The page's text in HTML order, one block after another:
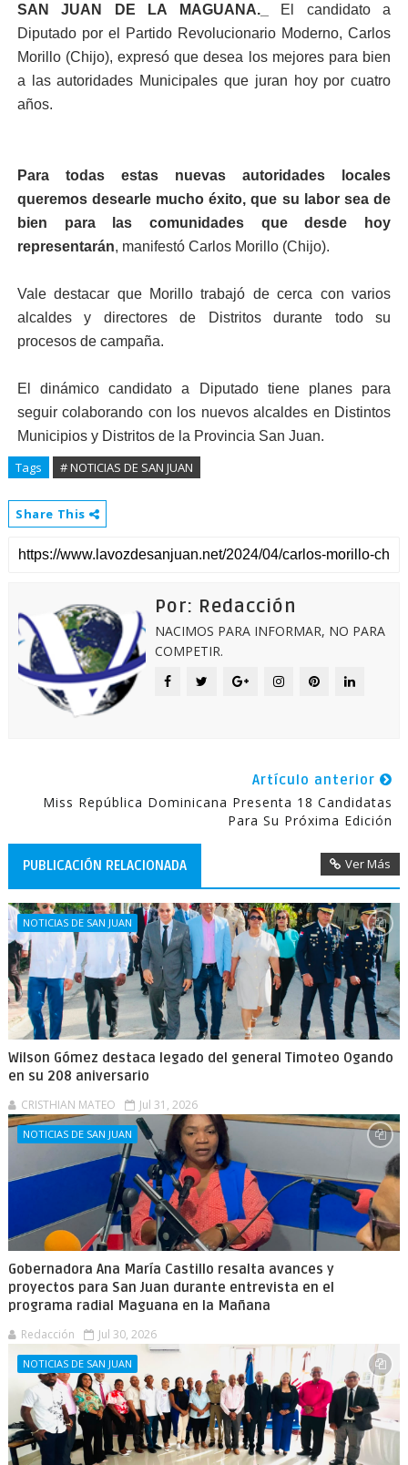
SAN JUAN DE LA MAGUANA._
El candidato a
Diputado por el Partido Revolucionario Moderno, Carlos
Morillo (Chijo), expresó que desea los mejores para bien
a las autoridades Municipales que juran hoy por cuatro
años.
Para todas estas nuevas autoridades locales
queremos desearle mucho éxito, que su labor sea de
bien para las comunidades que desde hoy
representarán, manifestó Carlos Morillo (Chijo).
Vale destacar que Morillo trabajó de cerca con varios
alcaldes y directores de Distritos durante todo su
procesos de campaña.
El dinámico candidato a Diputado tiene planes para
seguir colaborando con los nuevos alcaldes en Distintos
Municipios y Distritos de la Provincia San Juan.
Tags # NOTICIAS DE SAN JUAN
Share This
Por: Redacción
NACIMOS PARA INFORMAR, NO PARA
COMPETIR.
Artículo anterior
Miss República Dominicana Presenta 18 Candidatas
Para Su Próxima Edición
PUBLICACIÓN RELACIONADA Ver Más
NOTICIAS DE SAN JUAN
Wilson Gómez destaca legado del general Timoteo Ogando
en su 208 aniversario
CRISTHIAN MATEO Jul 31, 2026
NOTICIAS DE SAN JUAN
Gobernadora Ana María Castillo resalta avances y
proyectos para San Juan durante entrevista en el
programa radial Maguana en la Mañana
Redacción Jul 30, 2026
NOTICIAS DE SAN JUAN